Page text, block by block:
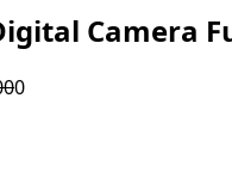
Camera
0